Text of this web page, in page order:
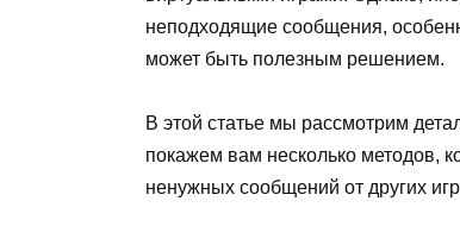
неподходящие сообщения,
может быть полезным решением.
В этой статье мы рассмотрим
покажем вам несколько методов,
ненужных сообщений от других